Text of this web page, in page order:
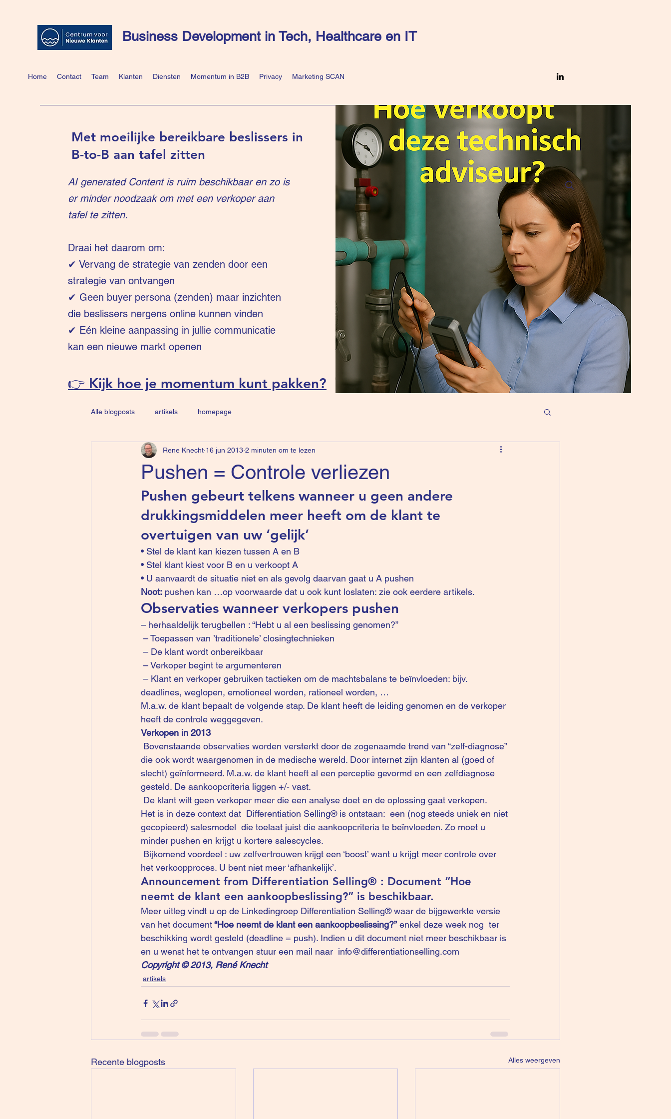
Business Development in Tech, Healthcare en IT
Home Contact Team Klanten Diensten Momentum in B2B Privacy Marketing SCAN
Met moeilijke bereikbare beslissers in
B-to-B aan tafel zitten
AI generated Content is ruim beschikbaar en zo is
er minder noodzaak om met een verkoper aan
tafel te zitten.
Draai het daarom om:
✔ Vervang de strategie van zenden door een
strategie van ontvangen
✔ Geen buyer persona (zenden) maar inzichten
die beslissers nergens online kunnen vinden
✔ Eén kleine aanpassing in jullie communicatie
kan een nieuwe markt openen
👉 Kijk hoe je momentum kunt pakken?
Alle blogposts artikels homepage
Pushen = Controle verliezen
Rene Knecht 16 jun 2013 2 minuten om te lezen
Pushen gebeurt telkens wanneer u geen andere
drukkingsmiddelen meer heeft om de klant te
overtuigen van uw ‘gelijk’
• Stel de klant kan kiezen tussen A en B
• Stel klant kiest voor B en u verkoopt A
• U aanvaardt de situatie niet en als gevolg daarvan gaat u A pushen
Noot: pushen kan …op voorwaarde dat u ook kunt loslaten: zie ook eerdere artikels.
Observaties wanneer verkopers pushen
– herhaaldelijk terugbellen : “Hebt u al een beslissing genomen?”
– Toepassen van ’traditionele’ closingtechnieken
– De klant wordt onbereikbaar
– Verkoper begint te argumenteren
deadlines, weglopen, emotioneel worden, rationeel worden, …
M.a.w. de klant bepaalt de volgende stap. De klant heeft de leiding genomen en de verkoper
heeft de controle weggegeven.
Verkopen in 2013
die ook wordt waargenomen in de medische wereld. Door internet zijn klanten al (goed of
slecht) geïnformeerd. M.a.w. de klant heeft al een perceptie gevormd en een zelfdiagnose
gesteld. De aankoopcriteria liggen +/- vast.
De klant wilt geen verkoper meer die een analyse doet en de oplossing gaat verkopen.
Het is in deze context dat  Differentiation Selling® is ontstaan:  een (nog steeds uniek en niet
gecopieerd) salesmodel die toelaat juist die aankoopcriteria te beïnvloeden. Zo moet u
minder pushen en krijgt u kortere salescycles.
het verkoopproces. U bent niet meer ‘afhankelijk’.
Announcement from Differentiation Selling® : Document “Hoe
neemt de klant een aankoopbeslissing?” is beschikbaar.
Meer uitleg vindt u op de Linkedingroep Differentiation Selling® waar de bijgewerkte versie
van het document “Hoe neemt de klant een aankoopbeslissing?” enkel deze week nog  ter
beschikking wordt gesteld (deadline = push). Indien u dit document niet meer beschikbaar is
en u wenst het te ontvangen stuur een mail naar info@differentiationselling.com
Copyright © 2013, René Knecht
artikels
Recente blogposts Alles weergeven